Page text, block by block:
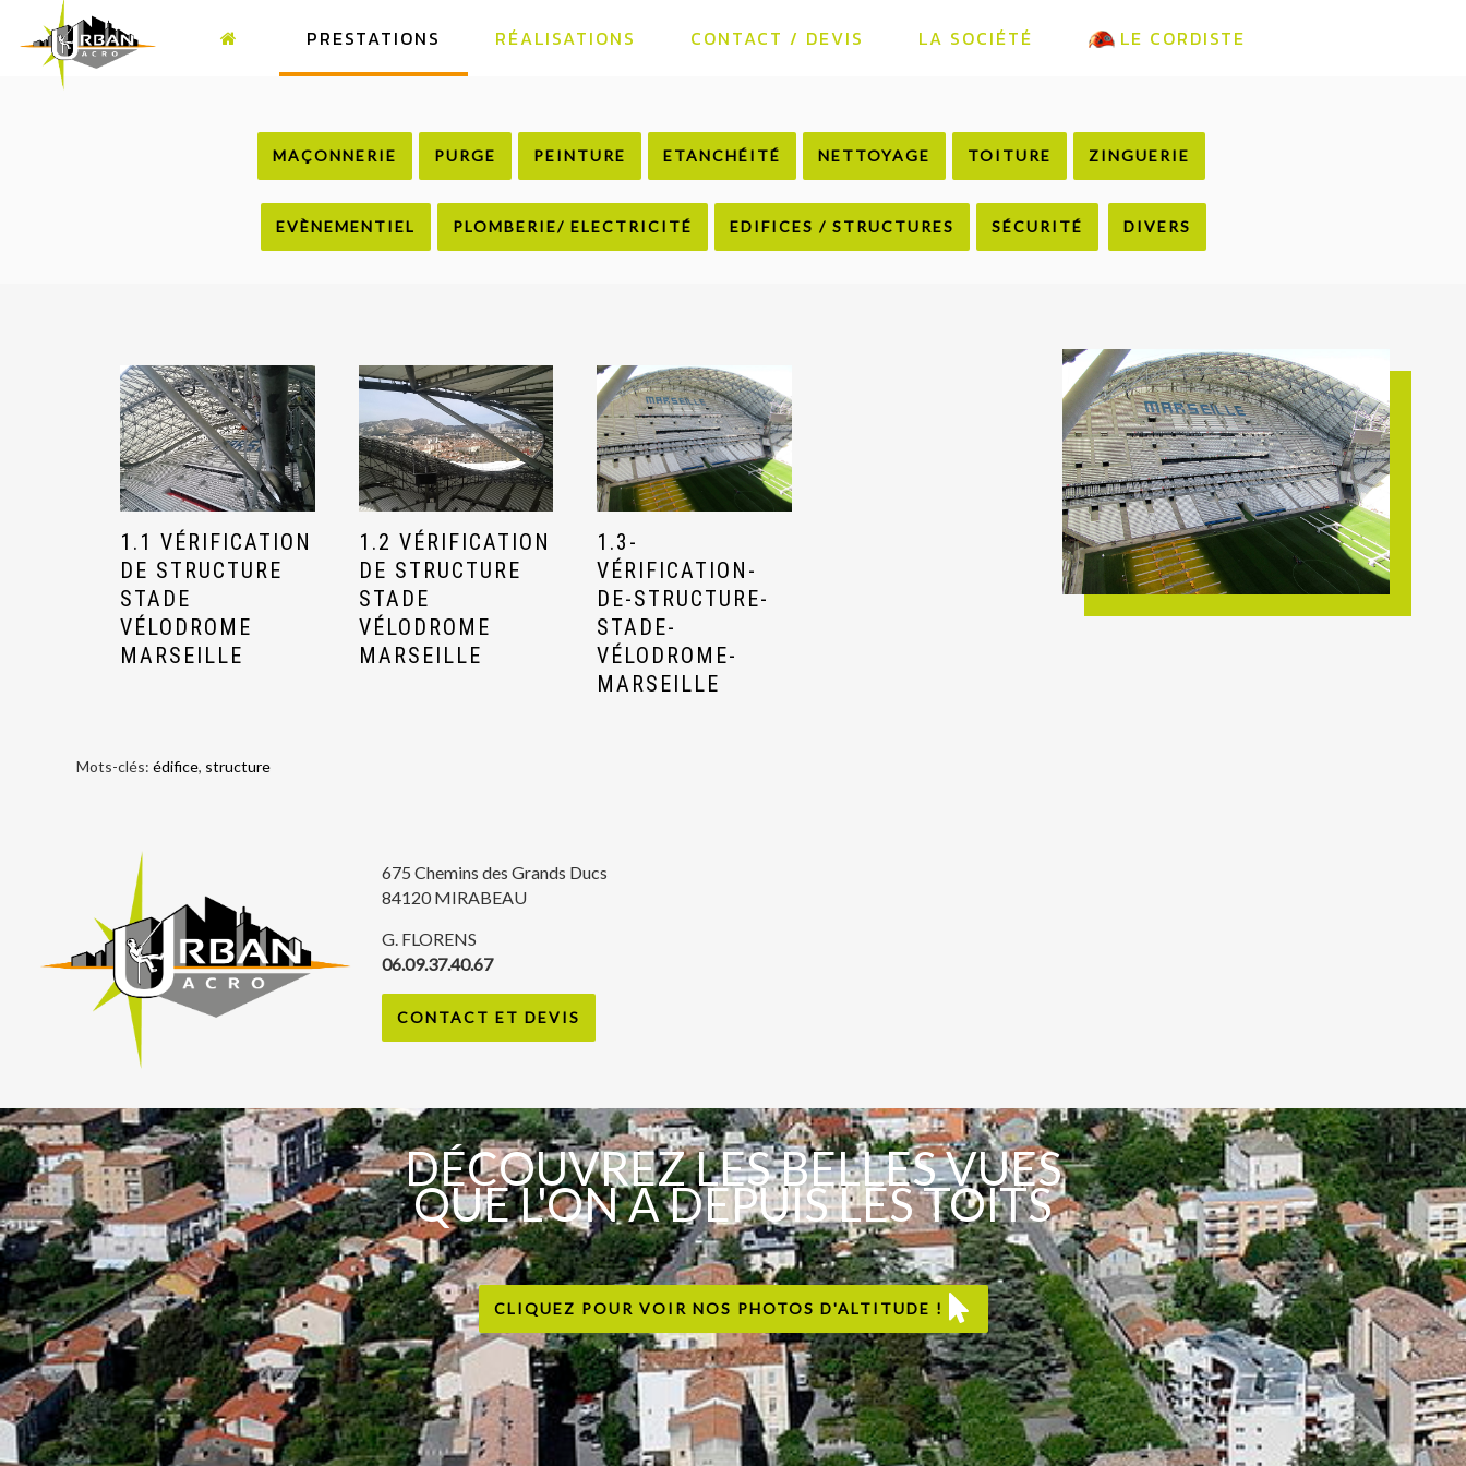
PRESTATIONS RÉALISATIONS CONTACT / DEVIS LA SOCIÉTÉ LE CORDISTE
MAÇONNERIE PURGE PEINTURE ETANCHÉITÉ NETTOYAGE TOITURE ZINGUERIE
EVÈNEMENTIEL PLOMBERIE/ ELECTRICITÉ EDIFICES / STRUCTURES SÉCURITÉ DIVERS
1.1 VÉRIFICATION
DE STRUCTURE
STADE
VÉLODROME
MARSEILLE
1.2 VÉRIFICATION
DE STRUCTURE
STADE
VÉLODROME
MARSEILLE
1.3-
VÉRIFICATION-
DE-STRUCTURE-
STADE-
VÉLODROME-
MARSEILLE
Mots-clés: édifice, structure
675 Chemins des Grands Ducs
84120 MIRABEAU
G. FLORENS
06.09.37.40.67
CONTACT ET DEVIS
DÉCOUVREZ LES BELLES VUES
QUE L'ON A DEPUIS LES TOITS
CLIQUEZ POUR VOIR NOS PHOTOS D'ALTITUDE !